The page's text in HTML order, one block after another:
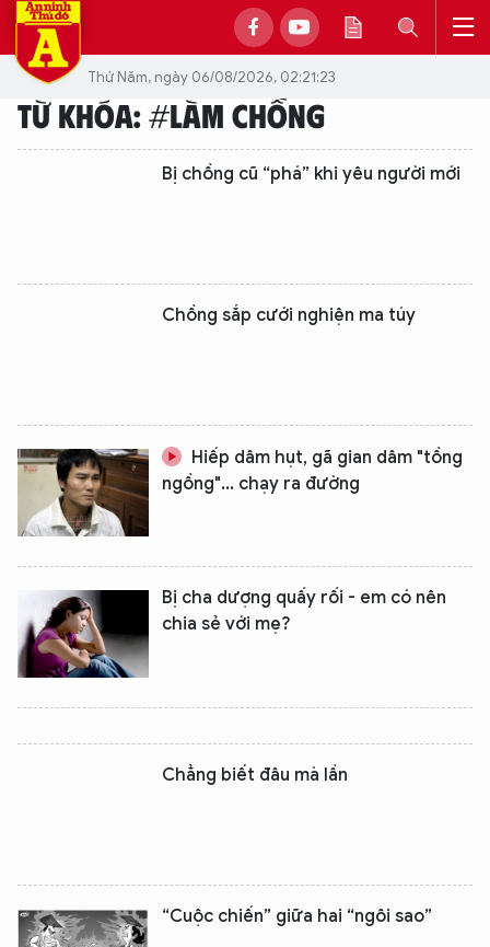
Thứ Năm, ngày 06/08/2026, 02:21:23
TỪ KHÓA: #LÀM CHỒNG
Bị chồng cũ “phá” khi yêu người mới
Chồng sắp cưới nghiện ma túy
Hiếp dâm hụt, gã gian dâm "tồng
ngồng"... chạy ra đường
Bị cha dượng quấy rối - em có nên
chia sẻ với mẹ?
Chẳng biết đâu mà lần
“Cuộc chiến” giữa hai “ngôi sao”